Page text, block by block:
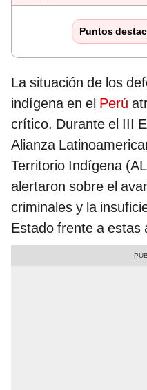
Puntos
La situación de los
indígena en el Perú
crítico. Durante el III
Alianza
Territorio Indígena
alertaron sobre el
criminales y la
Estado frente a estas